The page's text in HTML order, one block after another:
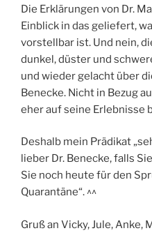
Die Erklärungen von Dr.
Einblick in das geliefert,
vorstellbar ist. Und nein,
dunkel, düster und
und wieder gelacht über
Benecke. Nicht in Bezug
eher auf seine Erlebnisse
Deshalb mein Prädikat
lieber Dr. Benecke, falls
Sie noch heute für den
Quarantäne“. ^^
Gruß an Vicky, Jule, Anke,